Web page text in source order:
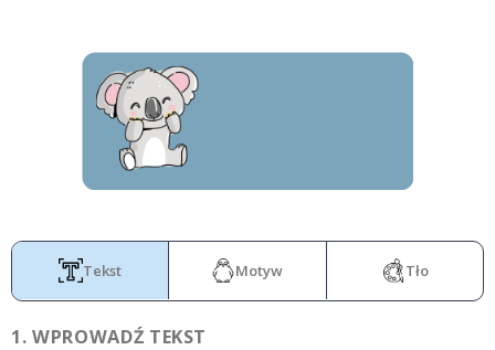
Tekst Motyw Tło
1. WPROWADŹ TEKST